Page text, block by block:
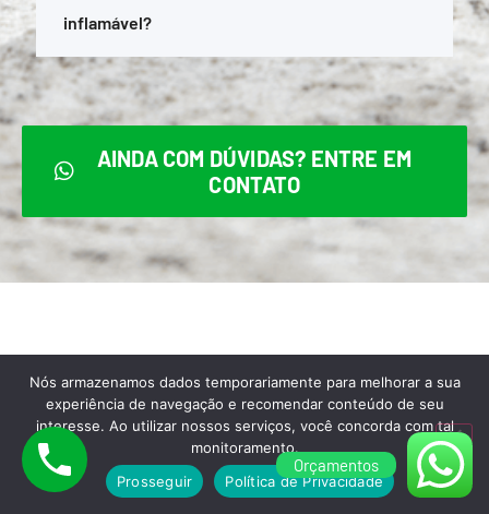
inflamável?
AINDA COM DÚVIDAS? ENTRE EM
CONTATO
Para melhor atendê-lo,
aceitamos todas as formas de
pagamento abaixo:
Orçamentos
Nós armazenamos dados temporariamente para melhorar a sua
experiência de navegação e recomendar conteúdo de seu
interesse. Ao utilizar nossos serviços, você concorda com tal
monitoramento.
Prosseguir
Política de Privacidade